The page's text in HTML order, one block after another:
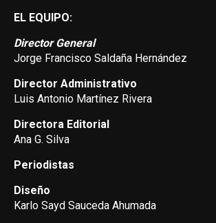
EL EQUIPO:
Director General
Jorge Francisco Saldaña Hernández
Director Administrativo
Luis Antonio Martínez Rivera
Directora Editorial
Ana G. Silva
Periodistas
Diseño
Karlo Sayd Sauceda Ahumada